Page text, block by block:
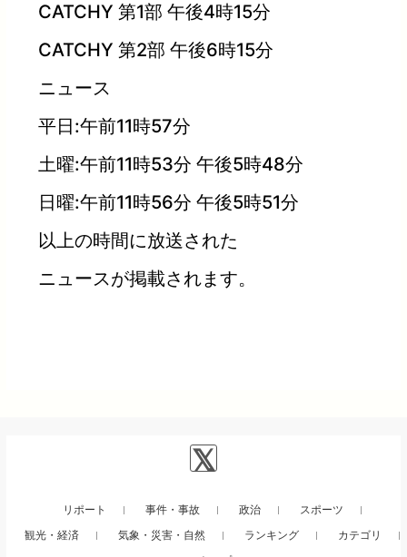
CATCHY 第1部 午後4時15分
CATCHY 第2部 午後6時15分
ニュース
平日:午前11時57分
土曜:午前11時53分 午後5時48分
日曜:午前11時56分 午後5時51分
以上の時間に放送された
ニュースが掲載されます。
リポート 事件・事故 政治
スポーツ
観光・経済
気象・災害・自然 ランキング
カテゴリ